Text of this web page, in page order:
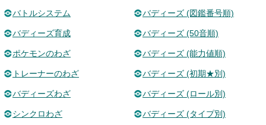
バトルシステム
バディーズ育成
ポケモンのわざ
トレーナーのわざ
バディーズわざ
シンクロわざ
バディーズ (図鑑番号順)
バディーズ (50音順)
バディーズ (能力値順)
バディーズ (初期★別)
バディーズ (ロール別)
バディーズ (タイプ別)